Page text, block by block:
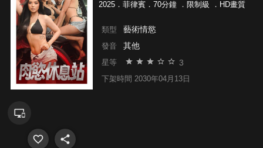
2025．菲律賓．70分鐘 ． 限制級 ．HD畫質
類型 藝術情慾
發音 其他
星等 3
下架時間 2030年04月13日